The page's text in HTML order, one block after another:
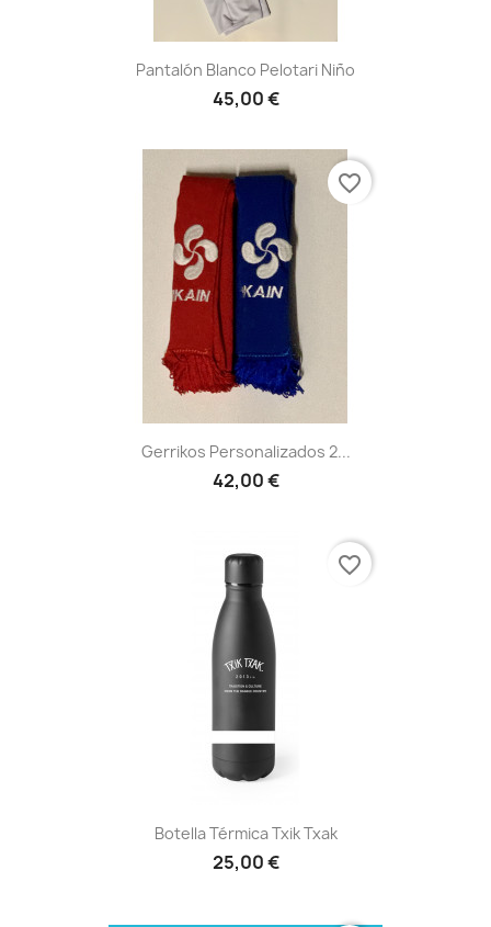
Pantalón Blanco Pelotari Niño
45,00 €
Gerrikos Personalizados 2...
42,00 €
favorite_border
Botella Térmica Txik Txak
25,00 €
favorite_border